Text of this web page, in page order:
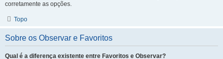
corretamente as opções.
Topo
Sobre os Observar e Favoritos
Qual é a diferença existente entre Favoritos e Observar?